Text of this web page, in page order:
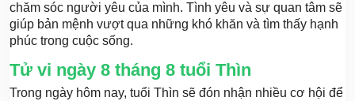
chăm sóc người yêu của mình. Tình yêu và sự quan tâm sẽ
giúp bản mệnh vượt qua những khó khăn và tìm thấy hạnh
phúc trong cuộc sống.
Tử vi ngày 8 tháng 8 tuổi Thìn
Trong ngày hôm nay, tuổi Thìn sẽ đón nhận nhiều cơ hội để